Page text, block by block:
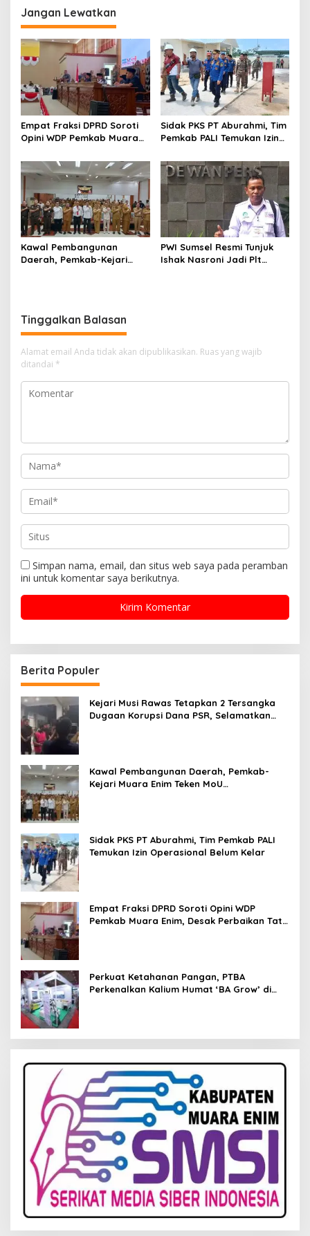
Jangan Lewatkan
Empat Fraksi DPRD Soroti
Opini WDP Pemkab Muara
Kelola Keuangan
Sidak PKS PT Aburahmi, Tim
Pemkab PALI Temukan Izin
Kawal Pembangunan
Daerah, Pemkab-Kejari
PWI Sumsel Resmi Tunjuk
Ishak Nasroni Jadi Plt
Tinggalkan Balasan
Alamat email Anda tidak akan dipublikasikan. Ruas yang wajib
ditandai *
Simpan nama, email, dan situs web saya pada peramban
ini untuk komentar saya berikutnya.
Berita Populer
Kejari Musi Rawas Tetapkan 2 Tersangka
Dugaan Korupsi Dana PSR, Selamatkan
Kawal Pembangunan Daerah, Pemkab-
Kejari Muara Enim Teken MoU
Sidak PKS PT Aburahmi, Tim Pemkab PALI
Temukan Izin Operasional Belum Kelar
Empat Fraksi DPRD Soroti Opini WDP
Pemkab Muara Enim, Desak Perbaikan Tata
Perkuat Ketahanan Pangan, PTBA
Perkenalkan Kalium Humat ‘BA Grow’ di